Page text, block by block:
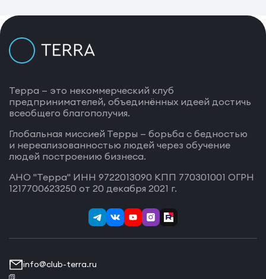
Терра — это некоммерческий клуб
предпринимателей, объединённых идеей достичь
всеобщего благополучия.
Глобальная миссией Терры — борьба с бедностью
и нереализованностью людей через обучение
людей построению бизнеса.
АНО "Терра" ИНН 9722013090 КПП 770301001 ОГРН
1217700623250 от 20 декабря 2021 г.
info@club-terra.ru